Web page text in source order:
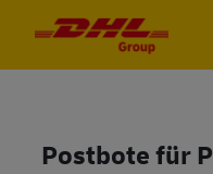
Postbote für